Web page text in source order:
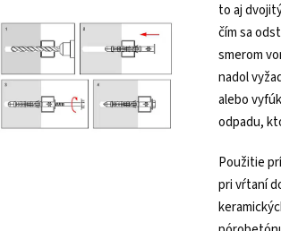
to aj
čím sa
smerom
nadol
alebo
odpadu,
Použitie
pri vŕtaní